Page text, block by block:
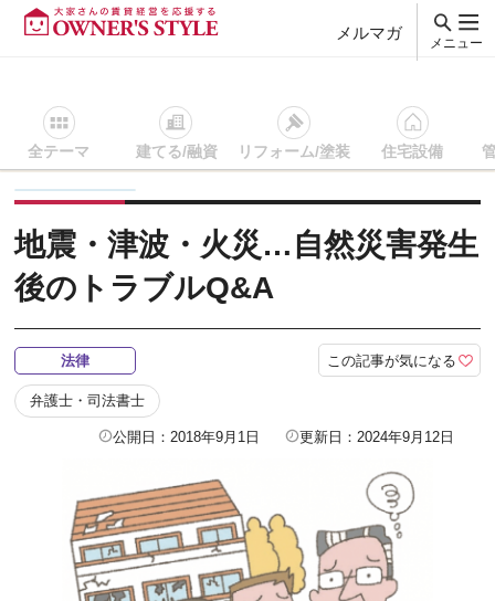
メルマガ
メニュー
全テーマ 建てる/融資 リフォーム/塗装 住宅設備
賃貸経営ＴＯＰ 法律 記事を読む 地震・津波・火災…自然
地震・津波・火災…自然災害発生
後のトラブルQ&A
法律
弁護士・司法書士
この記事が気になる
公開日：2018年9月1日 更新日：2024年9月12日